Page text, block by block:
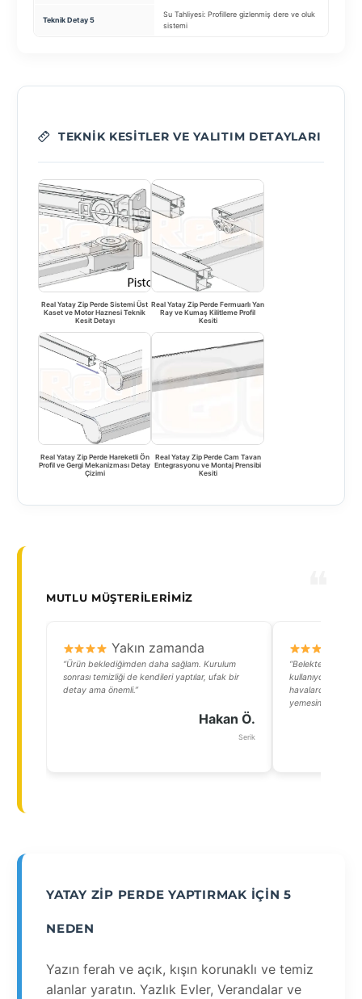
Teknik Detay 5
Su Tahliyesi: Profillere gizlenmiş dere ve oluk
sistemi
TEKNIK KESITLER VE YALITIM DETAYLARI
Real Yatay Zip Perde Sistemi Üst
Kaset ve Motor Haznesi Teknik
Kesit Detayı
Real Yatay Zip Perde Fermuarlı Yan
Ray ve Kumaş Kilitleme Profil
Kesiti
Real Yatay Zip Perde Hareketli Ön
Profil ve Gergi Mekanizması Detay
Çizimi
Real Yatay Zip Perde Cam Tavan
Entegrasyonu ve Montaj Prensibi
Kesiti
MUTLU MÜŞTERILERIMIZ
Yakın zamanda
“Ürün beklediğimden daha sağlam. Kurulum
sonrası temizliği de kendileri yaptılar, ufak bir
detay ama önemli.”
Hakan Ö.
Serik
“Belekteki
kullanıyoruz.
havalarda
yemesini
YATAY ZIP PERDE YAPTIRMAK İÇIN 5
NEDEN
Yazın ferah ve açık, kışın korunaklı ve temiz
alanlar yaratın. Yazlık Evler, Verandalar ve